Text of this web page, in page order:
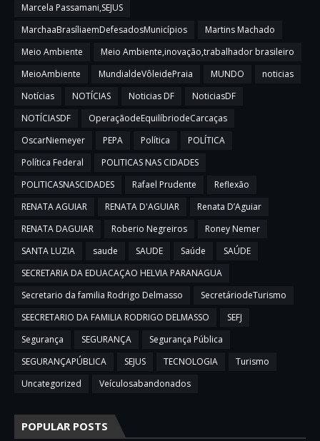
Marcela Passamani,SEJUS
MarchaaBrasíliaemDefesadosMunicípios
Martins Machado
Meio Ambiente
Meio Ambiente,inovação,trabalhador brasileiro
MeioAmbiente
MundialdeVôleidePraia MUNDO
noticias
Notícias
NOTÍCIAS Noticias DF
NoticiasDF
NOTÍCIASDF
OperaçãodeEquilíbriodeCarcaças
OscarNiemeyer
PEPA Política
POLÍTICA
Política Federal
POLITICAS NAS CIDADES
POLITICASNASCIDADES
Rafael Prudente
Reflexão
RENATA AGUIAR
RENATA D'AGUIAR
Renata D’Aguiar
RENATA DAGUIAR
Roberio Negreiros
Roney Nemer
SANTA LUZIA
saude SAUDE Saúde
SAÚDE
SECRETARIA DA EDUACAÇAO HELVIA PARANAGUA
Secretario da familia Rodrigo Delmasso
SecretáriodeTurismo
SEECRETARIO DA FAMILIA RODRIGO DELMASSO
SEFJ
Segurança
SEGURANÇA
Segurança Pública
SEGURANÇAPÚBLICA
SEJUS TECNOLOGIA
Turismo
Uncategorized
Veículosabandonados
POPULAR POSTS